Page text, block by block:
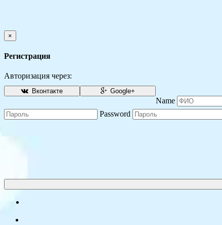
×
Регистрация
Авторизация через:
Вконтакте Google+
Name
Password